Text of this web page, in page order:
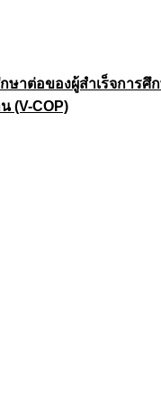
าต่อของผู้สำเร็จการศึ
(V-COP)